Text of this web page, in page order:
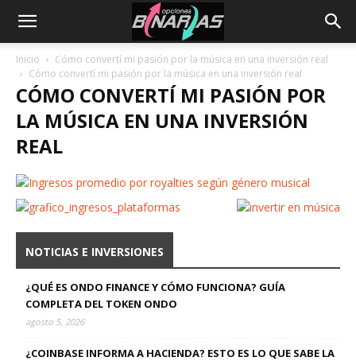
Inicio
Cómo convertí mi pasión por la música en una inversión real
Cómo convertí mi pasión por la música en una inversión real
CÓMO CONVERTÍ MI PASIÓN POR
LA MÚSICA EN UNA INVERSIÓN
REAL
NOTICIAS E INVERSIONES
¿QUÉ ES ONDO FINANCE Y CÓMO FUNCIONA? GUÍA
COMPLETA DEL TOKEN ONDO
agosto 5, 2026
¿COINBASE INFORMA A HACIENDA? ESTO ES LO QUE SABE LA